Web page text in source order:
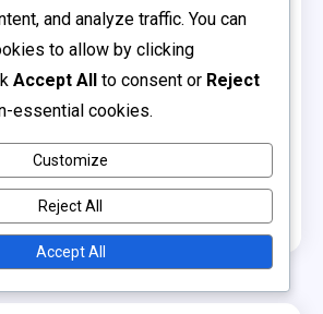
de meci
Spania: Tehnici de control al
presing, Joc de tranziție
Radu Călin 0
and analyze traffic. You can
to allow by clicking
Accept All to consent or Reject
essential cookies.
Customize
Reject All
Accept All